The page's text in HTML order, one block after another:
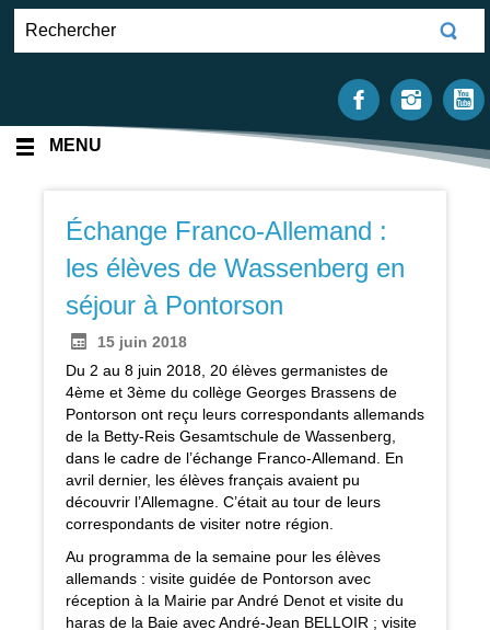
MENU
Échange Franco-Allemand :
les élèves de Wassenberg en
séjour à Pontorson
15 juin 2018
Du 2 au 8 juin 2018, 20 élèves germanistes de
4ème et 3ème du collège Georges Brassens de
Pontorson ont reçu leurs correspondants allemands
de la Betty-Reis Gesamtschule de Wassenberg,
dans le cadre de l’échange Franco-Allemand. En
avril dernier, les élèves français avaient pu
découvrir l’Allemagne. C’était au tour de leurs
correspondants de visiter notre région.
Au programma de la semaine pour les élèves
allemands : visite guidée de Pontorson avec
réception à la Mairie par André Denot et visite du
haras de la Baie avec André-Jean BELLOIR ; visite